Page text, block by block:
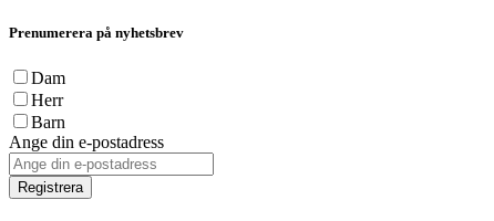
Prenumerera på nyhetsbrev
Dam
Herr
Barn
Ange din e-postadress
Registrera